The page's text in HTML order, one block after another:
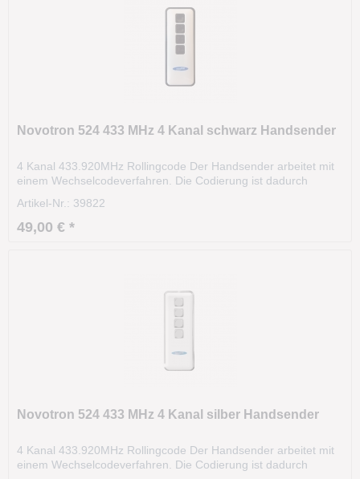
Novotron 524 433 MHz 4 Kanal schwarz Handsender
4 Kanal 433.920MHz Rollingcode Der Handsender arbeitet mit
einem Wechselcodeverfahren. Die Codierung ist dadurch
bestimmten Regel (Algorithmus). Die Sendereichweite beträgt
ca. 35m und kann sogar aus dem KFZ heraus...
Artikel-Nr.: 39822
49,00 € *
Novotron 524 433 MHz 4 Kanal silber Handsender
4 Kanal 433.920MHz Rollingcode Der Handsender arbeitet mit
einem Wechselcodeverfahren. Die Codierung ist dadurch